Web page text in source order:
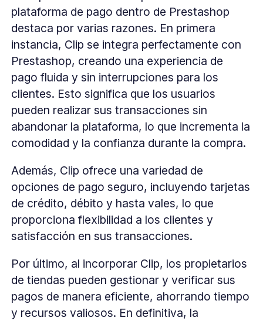
plataforma de pago dentro de Prestashop
destaca por varias razones. En primera
instancia, Clip se integra perfectamente con
Prestashop, creando una experiencia de
pago fluida y sin interrupciones para los
clientes. Esto significa que los usuarios
pueden realizar sus transacciones sin
abandonar la plataforma, lo que incrementa la
comodidad y la confianza durante la compra.
Además, Clip ofrece una variedad de
opciones de pago seguro, incluyendo tarjetas
de crédito, débito y hasta vales, lo que
proporciona flexibilidad a los clientes y
satisfacción en sus transacciones.
Por último, al incorporar Clip, los propietarios
de tiendas pueden gestionar y verificar sus
pagos de manera eficiente, ahorrando tiempo
y recursos valiosos. En definitiva, la